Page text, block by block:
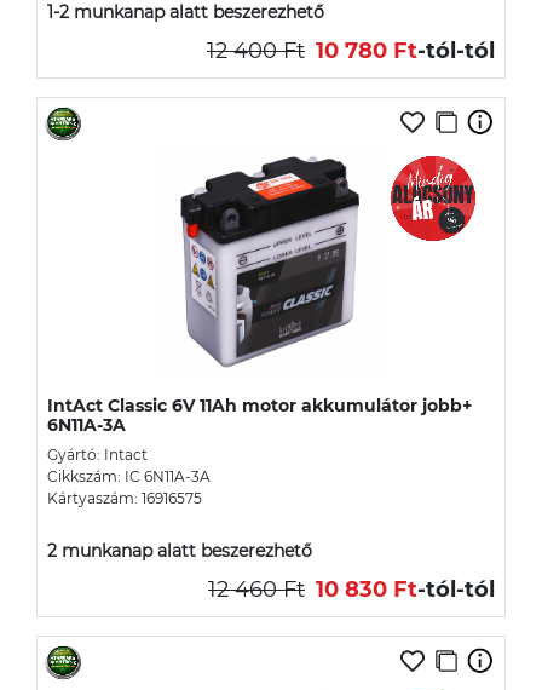
1-2 munkanap alatt beszerezhető
12 400 Ft 10 780 Ft-tól-tól
IntAct Classic 6V 11Ah motor akkumulátor jobb+
6N11A-3A
Gyártó: Intact
Cikkszám: IC 6N11A-3A
Kártyaszám: 16916575
2 munkanap alatt beszerezhető
12 460 Ft 10 830 Ft-tól-tól